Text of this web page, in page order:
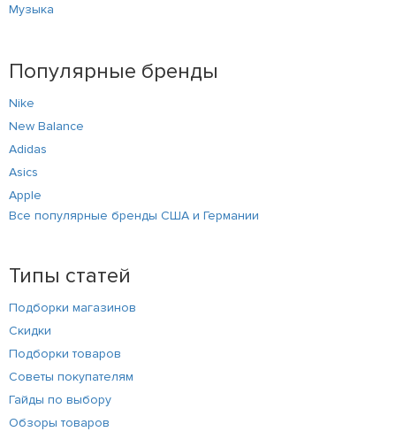
Музыка
Популярные бренды
Nike
New Balance
Adidas
Asics
Apple
Все популярные бренды США и Германии
Типы статей
Подборки магазинов
Скидки
Подборки товаров
Советы покупателям
Гайды по выбору
Обзоры товаров